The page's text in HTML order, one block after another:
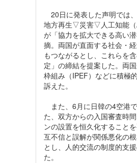
20日に発表した声明では
地方再生▽災害▽人工知能
が「協力を拡大できる高い
摘。両国が直面する社会・
もつながるとし、これらを
定」の締結を提案した。両
枠組み（IPEF）などに積極
訴えた。
また、6月に日韓の4空港
た、双方からの入国審査時
ンの設置を恒久化すること
互不信と誤解が関係悪化の
とし、人的交流の制度的支
た。